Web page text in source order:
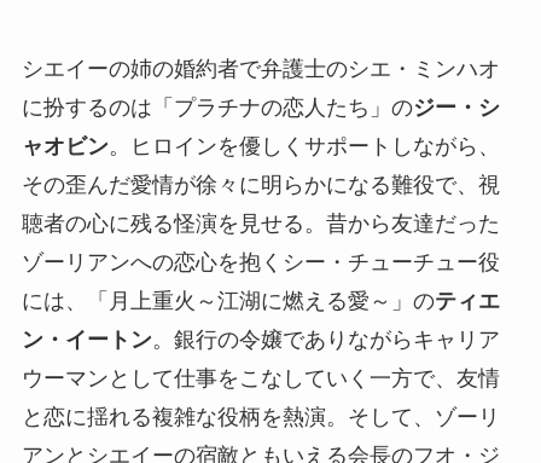
シエイーの姉の婚約者で弁護士のシエ・ミンハオ
に扮するのは「プラチナの恋人たち」のジー・シ
ャオビン。ヒロインを優しくサポートしながら、
その歪んだ愛情が徐々に明らかになる難役で、視
聴者の心に残る怪演を見せる。昔から友達だった
ゾーリアンへの恋心を抱くシー・チューチュー役
には、「月上重火～江湖に燃える愛～」のティエ
ン・イートン。銀行の令嬢でありながらキャリア
ウーマンとして仕事をこなしていく一方で、友情
と恋に揺れる複雑な役柄を熱演。そして、ゾーリ
アンとシエイーの宿敵ともいえる会長のフオ・ジ